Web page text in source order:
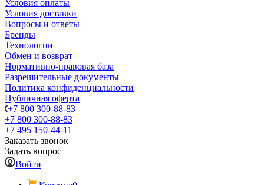
Условия оплаты
Условия доставки
Вопросы и ответы
Бренды
Технологии
Обмен и возврат
Нормативно-правовая база
Разрешительные документы
Политика конфиденциальности
Публичная оферта
+7 800 300-88-83
+7 800 300-88-83
+7 495 150-44-11
Заказать звонок
Задать вопрос
Войти